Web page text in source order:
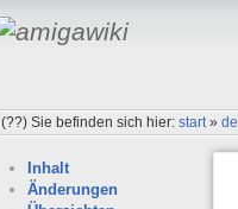
(??)Sie befinden sich hier:start»de
Inhalt
Änderungen